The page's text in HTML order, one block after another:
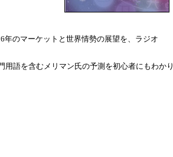
のマーケットと世界情勢の展望を、ラジオ
語を含むメリマン氏の予測を初心者にもわかり